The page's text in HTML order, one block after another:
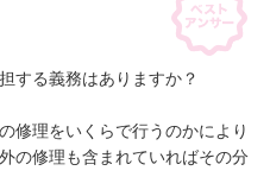
する義務はありますか？
修理をいくらで行うのかにより
の修理も含まれていればその分